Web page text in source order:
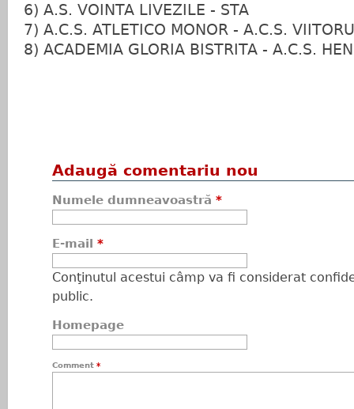
6) A.S. VOINTA LIVEZILE - STA
7) A.C.S. ATLETICO MONOR - A.C.S.
8) ACADEMIA GLORIA BISTRITA - A.C.S.
Adaugă comentariu nou
Numele dumneavoastră *
E-mail *
Conţinutul acestui câmp va fi considerat
public.
Homepage
Comment *